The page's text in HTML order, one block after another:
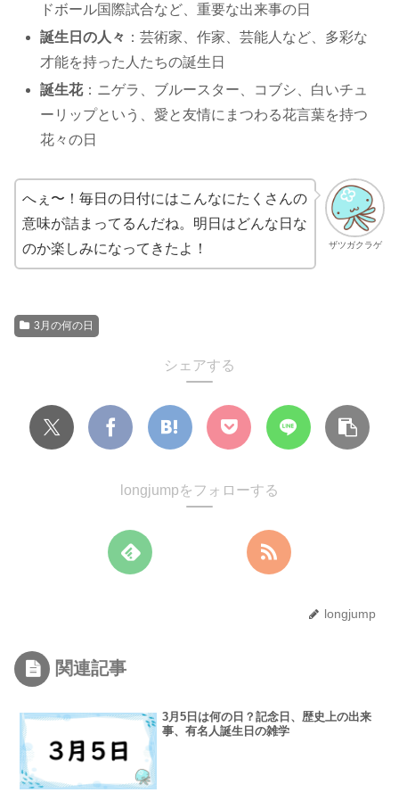
ドボール国際試合など、重要な出来事の日
誕生日の人々 ：芸術家、作家、芸能人など、多彩な
才能を持った人たちの誕生日
誕生花：ニゲラ、ブルースター、コブシ、白いチュ
ーリップという、愛と友情にまつわる花言葉を持つ
花々の日
ザツガクラゲ
へぇ〜！毎日の日付にはこんなにたくさんの
意味が詰まってるんだね。明日はどんな日な
のか楽しみになってきたよ！
3月の何の日
シェアする
longjumpをフォローする
longjump
関連記事
3月5日は何の日？記念日、歴史上の出来
事、有名人誕生日の雑学